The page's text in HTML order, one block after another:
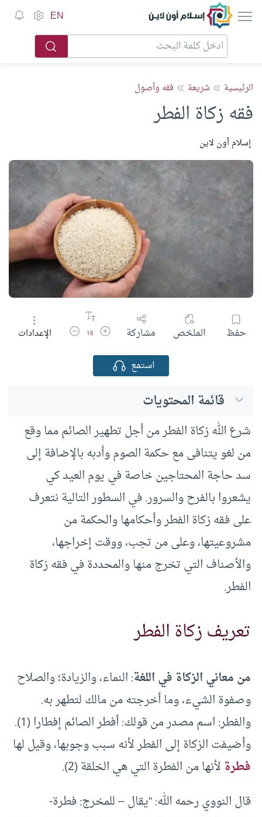
إسلام أون لاين EN
الرئيسية شريعة فقه وأصول
فقه زكاة الفطر
إسلام أون لاين
حفظ الملخص مشاركة زيادة حجم الخط
16 تقليل حجم الخط
الإعدادات
استمع
قائمة المحتويات
شرع الله زكاة الفطر من أجل تطهير الصائم مما وقع
من لغو يتنافى مع حكمة الصوم وأدبه بالإضافة إلى
سد حاجة المحتاجين خاصة في يوم العيد كي
يشعروا بالفرح والسرور. في السطور التالية نتعرف
على فقه زكاة الفطر وأحكامها والحكمة من
مشروعيتها، وعلى من تجب، ووقت إخراجها،
والأصناف التي تخرج منها والمحددة في فقه زكاة
الفطر.
تعريف زكاة الفطر
من معاني الزكاة في اللغة: النماء، والزيادة؛ والصلاح
وصفوة الشيء، وما أخرجته من مالك لتطهر به.
والفطر: اسم مصدر من قولك: أفطر الصائم إفطارا (1).
وأضيفت الزكاة إلى الفطر لأنه سبب وجوبها، وقيل لها
فطرةلأنها من الفطرة التي هي الخلقة (2).
قال النووي رحمه الله: “يقال – للمخرج: فطرة-